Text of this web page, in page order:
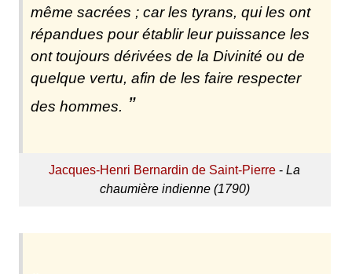
même sacrées ; car les tyrans, qui les ont
répandues pour établir leur puissance les
ont toujours dérivées de la Divinité ou de
quelque vertu, afin de les faire respecter
des hommes.
Jacques-Henri Bernardin de Saint-Pierre -La
chaumière indienne (1790)